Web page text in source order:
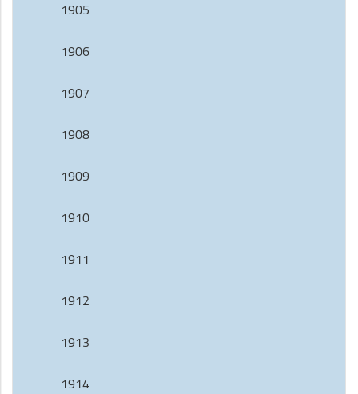
1905
1906
1907
1908
1909
1910
1911
1912
1913
1914